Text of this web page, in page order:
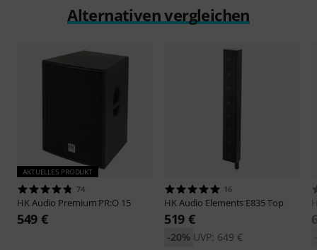
Alternativen vergleichen
AKTUELLES PRODUKT
74
HK Audio Premium PR:O 15
549 €
16
HK Audio Elements E835 Top
519 €
UVP: 649 €
-20%